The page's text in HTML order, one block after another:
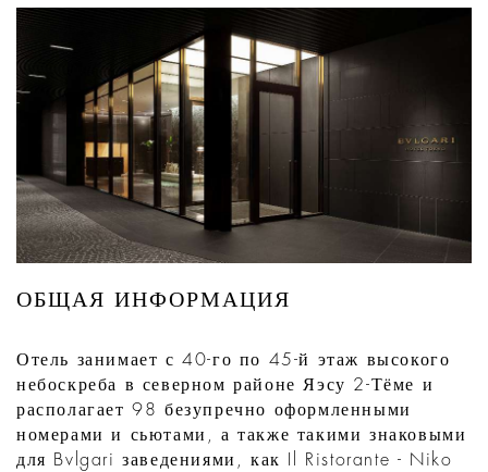
ОБЩАЯ ИНФОРМАЦИЯ
Отель занимает с 40-го по 45-й этаж высокого
небоскреба в северном районе Яэсу 2-Тёме и
располагает 98 безупречно оформленными
номерами и сьютами, а также такими знаковыми
для Bvlgari заведениями, как Il Ristorante - Niko